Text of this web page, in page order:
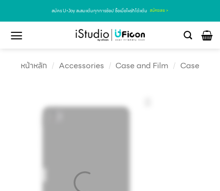
สมัคร U•Joy สะสมแต้มทุกการช้อป ซื้อเมื่อไหร่ก็ได้แต้ม สมัครเลย >
หน้าหลัก / Accessories / Case and Film / Case